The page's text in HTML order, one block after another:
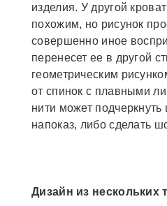
изделия. У другой
похожим, но рисунок
совершенно иное
перенесет ее в другой
геометрическим
от спинок с плавными
нити может
напоказ, либо сделать
Дизайн из нескольких